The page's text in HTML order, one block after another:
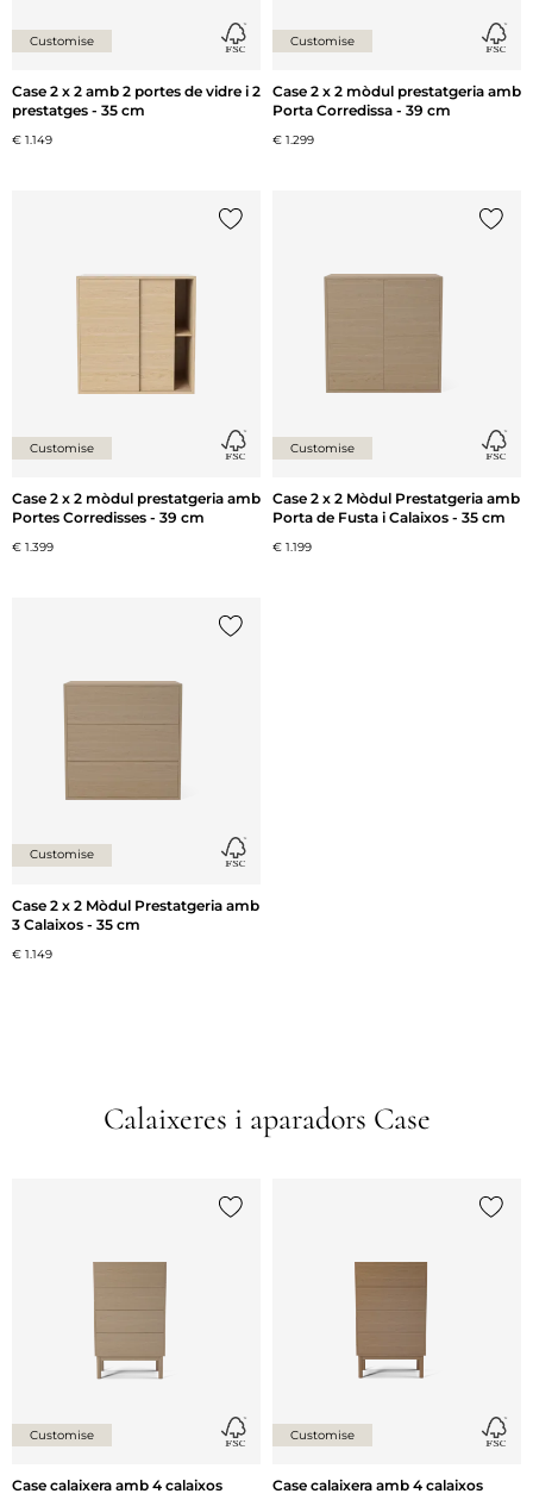
Customise
Case 2 x 2 amb 2 portes de vidre i 2
prestatges - 35 cm
€ 1.149
Customise
Case 2 x 2 mòdul prestatgeria amb
Porta Corredissa - 39 cm
€ 1.299
Customise
Case 2 x 2 mòdul prestatgeria amb
Portes Corredisses - 39 cm
€ 1.399
Customise
Case 2 x 2 Mòdul Prestatgeria amb
Porta de Fusta i Calaixos - 35 cm
€ 1.199
Customise
Case 2 x 2 Mòdul Prestatgeria amb
3 Calaixos - 35 cm
€ 1.149
Calaixeres i aparadors Case
Customise
Case calaixera amb 4 calaixos
Customise
Case calaixera amb 4 calaixos